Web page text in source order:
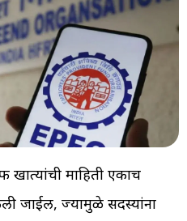
खात्यांची माहिती एकाच
जाईल, ज्यामुळे सदस्यांना